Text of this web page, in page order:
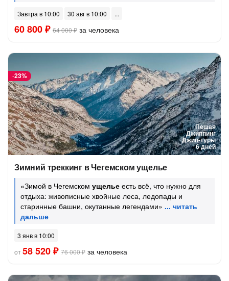
Завтра в 10:00 30 авг в 10:00
60 800 ₽ 64 000 ₽ за человека
Пешая
Джиппинг
Джип-туры
6 дней
-23%
Зимний треккинг в Чегемском ущелье
«Зимой в Чегемском ущелье есть всё, что нужно для
отдыха: живописные хвойные леса, ледопады и
старинные башни, окутанные легендами»
3 янв в 10:00
от58 520 ₽ 76 000 ₽ за человека